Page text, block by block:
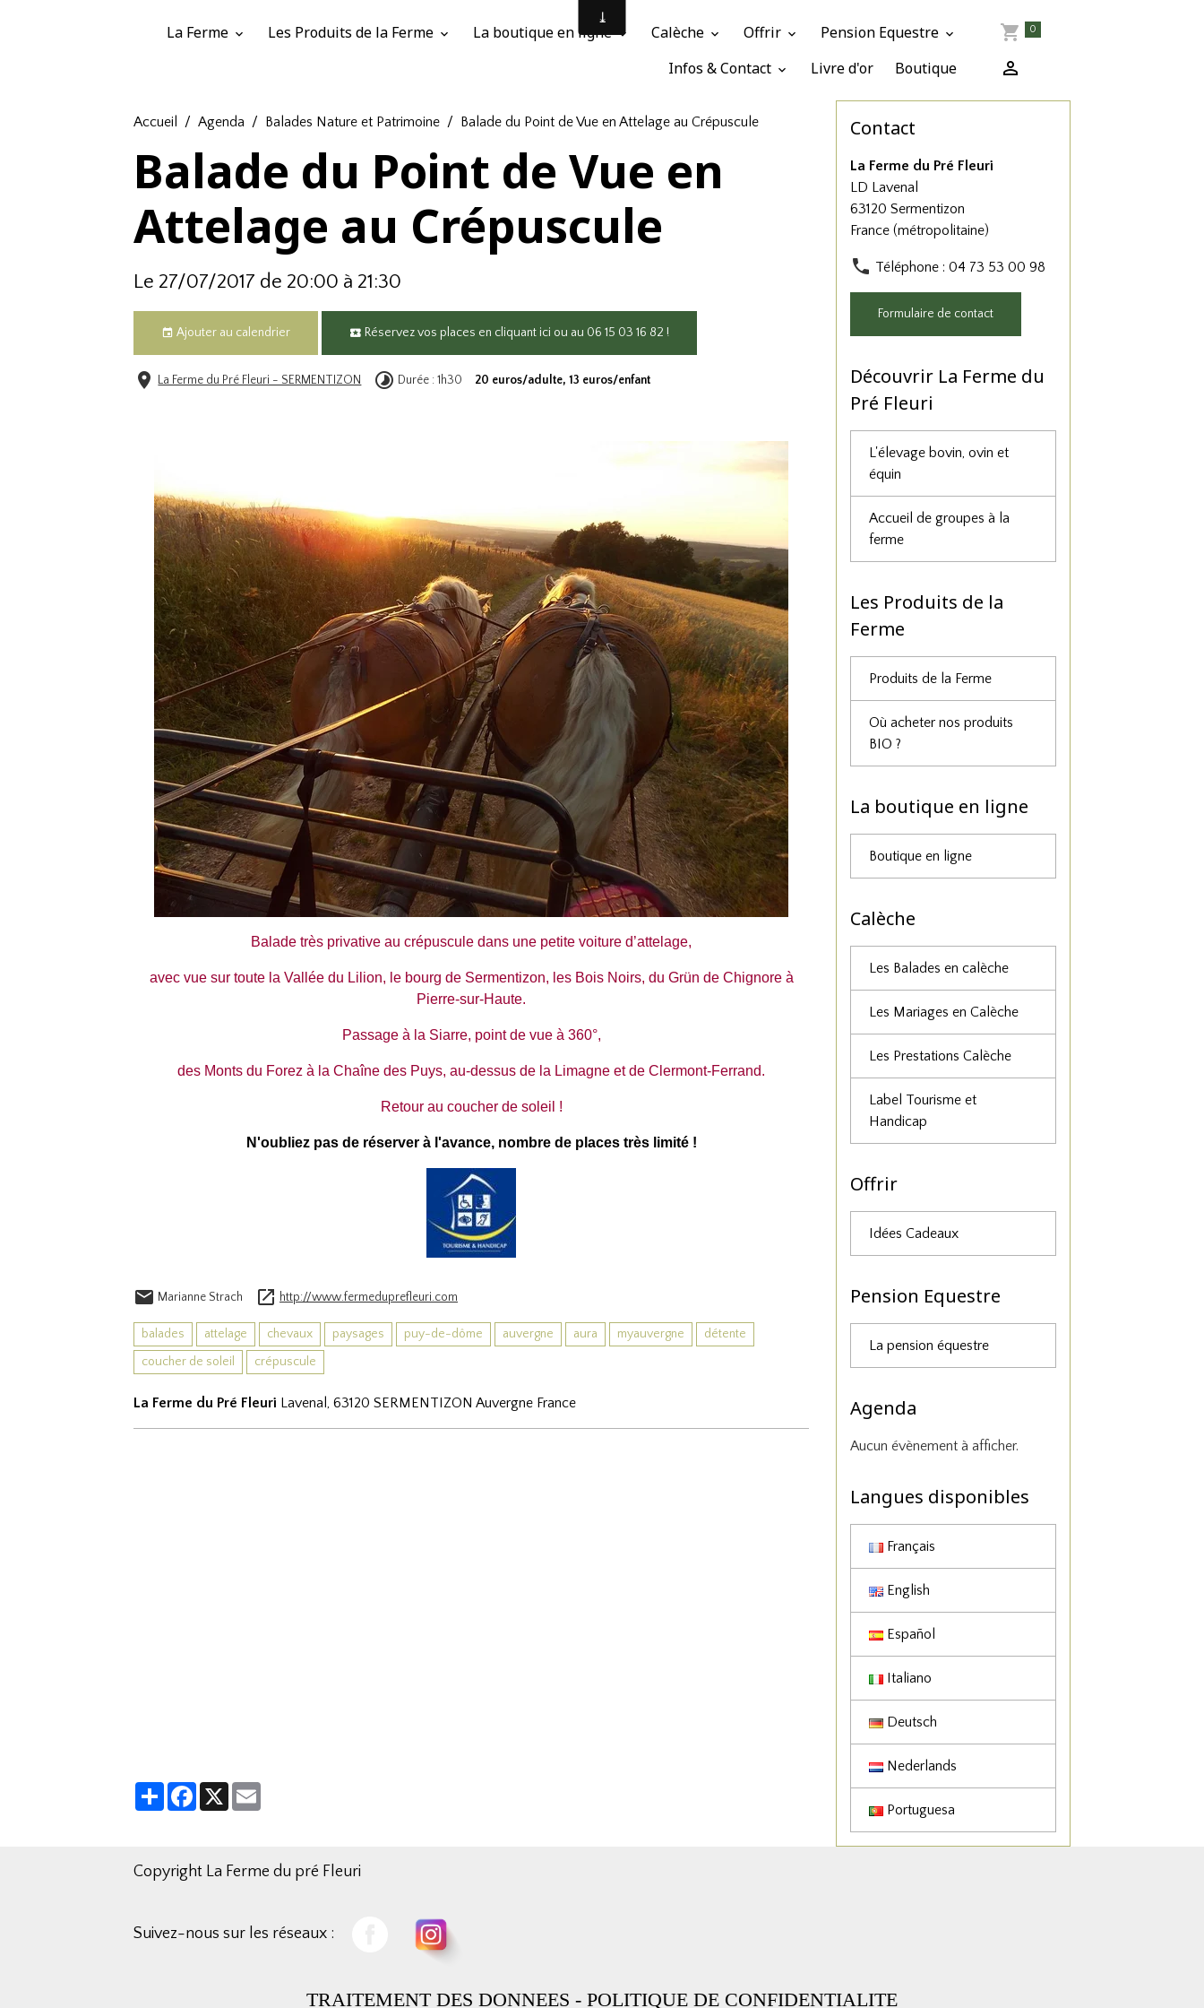
La Ferme Les Produits de la Ferme La boutique en ligne Calèche Offrir
Pension Equestre
Infos & Contact
Livre d'or Boutique
0
Accueil Agenda Balades Nature et Patrimoine Balade du Point de Vue en Attelage au Crépuscule
Balade du Point de Vue en
Attelage au Crépuscule
Le 27/07/2017 de 20:00 à 21:30
Ajouter au calendrier Réservez vos places en cliquant ici ou au 06 15 03 16 82 !
La Ferme du Pré Fleuri - SERMENTIZON Durée : 1h30 20 euros/adulte, 13 euros/enfant
Balade très privative au crépuscule dans une petite voiture d’attelage,
avec vue sur toute la Vallée du Lilion, le bourg de Sermentizon, les Bois Noirs, du Grün de Chignore à
Pierre-sur-Haute.
Passage à la Siarre, point de vue à 360°,
des Monts du Forez à la Chaîne des Puys, au-dessus de la Limagne et de Clermont-Ferrand.
Retour au coucher de soleil !
N'oubliez pas de réserver à l'avance, nombre de places très limité !
Marianne Strach http://www.fermeduprefleuri.com
balades attelage chevaux paysages puy-de-dôme auvergne aura myauvergne
détente
coucher de soleil
crépuscule
La Ferme du Pré Fleuri Lavenal, 63120 SERMENTIZON Auvergne France
PartagerFacebook
X
Contact
La Ferme du Pré Fleuri
LD Lavenal
63120 Sermentizon
France (métropolitaine)
Téléphone : 04 73 53 00 98
Formulaire de contact
Découvrir La Ferme du
Pré Fleuri
L'élevage bovin, ovin et
équin
Accueil de groupes à la
ferme
Les Produits de la
Ferme
Produits de la Ferme
Où acheter nos produits
BIO ?
La boutique en ligne
Boutique en ligne
Calèche
Les Balades en calèche
Les Mariages en Calèche
Les Prestations Calèche
Label Tourisme et
Handicap
Offrir
Idées Cadeaux
Pension Equestre
La pension équestre
Agenda
Aucun évènement à afficher.
Langues disponibles
Français
English
Español
Italiano
Deutsch
Nederlands
Portuguesa
Copyright La Ferme du pré Fleuri
Suivez-nous sur les réseaux :
TRAITEMENT DES DONNEES - POLITIQUE DE CONFIDENTIALITE